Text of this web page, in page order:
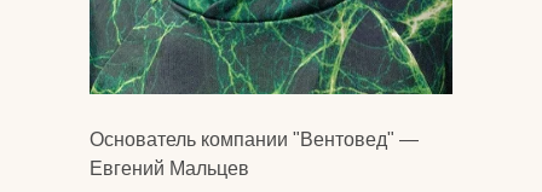
Основатель компании "Вентовед" —
Евгений Мальцев